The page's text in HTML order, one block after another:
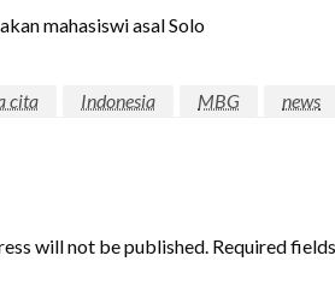
mahasiswi asal Solo
cita Indonesia MBG news
will not be published. Required